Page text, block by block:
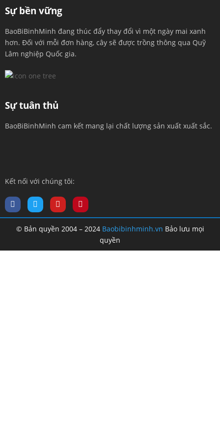
Sự bền vững
BaoBiBinhMinh đang thúc đẩy thay đổi vì một ngày mai xanh
hơn. Đối với mỗi đơn hàng, cây sẽ được trồng thông qua Quỹ
Lâm nghiệp Quốc gia.
Sự tuân thủ
BaoBiBinhMinh cam kết mang lại chất lượng sản xuất xuất sắc.
Kết nối với chúng tôi:
© Bản quyền 2004 – 2024 Baobibinhminh.vn Bảo lưu mọi
quyền